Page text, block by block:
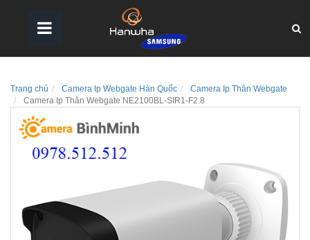
Trang chủ Camera Ip Webgate Hàn Quốc
Camera Ip Thân Webgate
Camera Ip Thân Webgate NE2100BL-SIR1-F2.8